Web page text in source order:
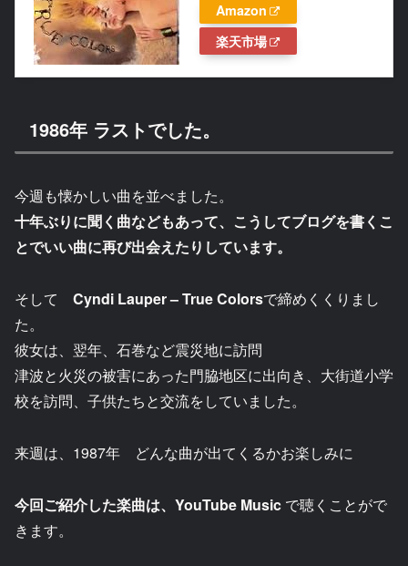
Amazon
楽天市場
1986年 ラストでした。
今週も懐かしい曲を並べました。
十年ぶりに聞く曲などもあって、こうしてブログを書くこ
とでいい曲に再び出会えたりしています。
そして Cyndi Lauper – True Colorsで締めくくりまし
た。
彼女は、翌年、石巻など震災地に訪問
津波と火災の被害にあった門脇地区に出向き、大街道小学
校を訪問、子供たちと交流をしていました。
来週は、1987年 どんな曲が出てくるかお楽しみに
今回ご紹介した楽曲は、 YouTube Music で聴くことがで
きます。